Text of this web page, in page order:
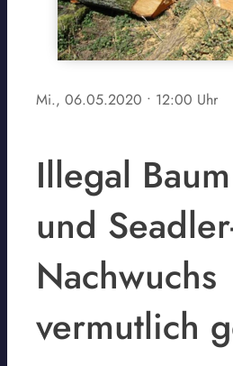
Mi., 06.05.2020 • 12:00 Uhr
Illegal
und
Nachwuchs
vermutlich